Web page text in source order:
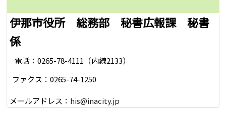
伊那市役所 総務部 秘書広報課 秘書
係
電話：0265-78-4111（内線2133）
ファクス：0265-74-1250
メールアドレス： his@inacity.jp